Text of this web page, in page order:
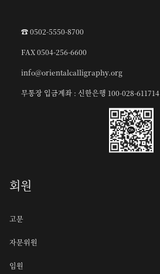
☎︎ 0502-5550-8700
FAX 0504-256-6600
info@orientalcalligraphy.org
무통장 입금계좌 : 신한은행 100-028-611714
회원
고문
자문위원
임원